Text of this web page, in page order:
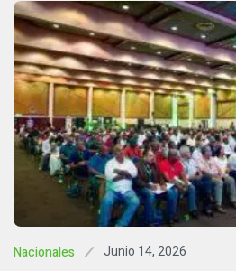
Nacionales Junio 14, 2026